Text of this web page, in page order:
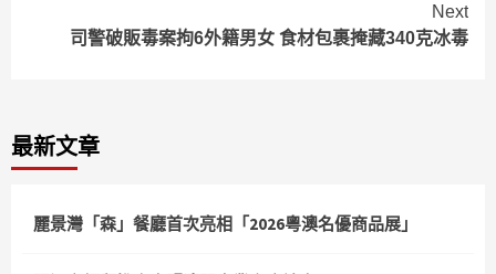
Next
司警破販毒案拘6外籍男女 食材包裹掩藏340克冰毒
最新文章
麗景灣「森」餐廳首次亮相「2026粵澳名優商品展」